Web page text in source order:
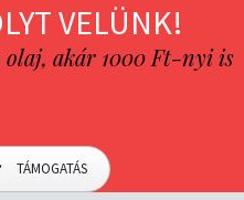
VELÜNK!
olaj, akár 1000 Ft-nyi is
TÁMOGATÁS